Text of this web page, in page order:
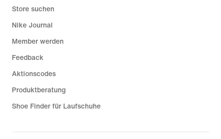
Store suchen
Nike Journal
Member werden
Feedback
Aktionscodes
Produktberatung
Shoe Finder für Laufschuhe